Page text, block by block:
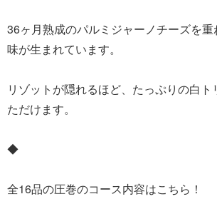
36ヶ月熟成のパルミジャーノチーズを
味が生まれています。
リゾットが隠れるほど、たっぷりの白ト
ただけます。
◆
全16品の圧巻のコース内容はこちら！